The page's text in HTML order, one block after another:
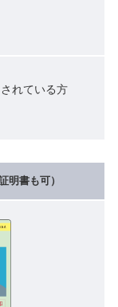
れている方
書も可）